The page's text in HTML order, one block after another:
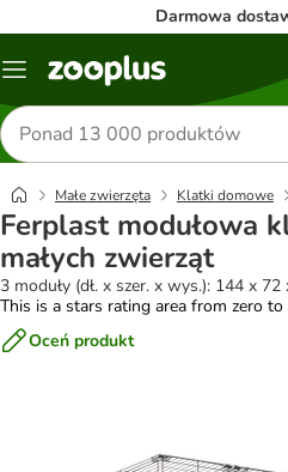
Darmowa
Menu
Szukaj
produktów
Małe zwierzęta Klatki domowe
Ferplast modułowa
małych zwierząt
3 moduły (dł. x szer. x wys.): 144 x 72
This is a stars rating area from zero to
Oceń produkt